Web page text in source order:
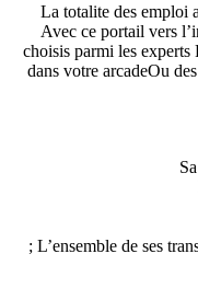
La totalite des emploi
Avec ce portail vers
choisis parmi les experts
dans votre arcadeOu
L’ensemble de ses